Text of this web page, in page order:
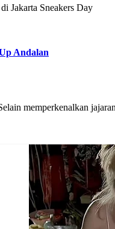
Jakarta Sneakers Day
Andalan
memperkenalkan jajaran